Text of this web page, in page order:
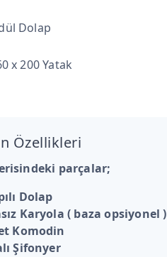
Dolap
x 200 Yatak
Özellikleri
parçalar;
Dolap
Karyola ( baza opsiyonel )
Komodin
Şifonyer